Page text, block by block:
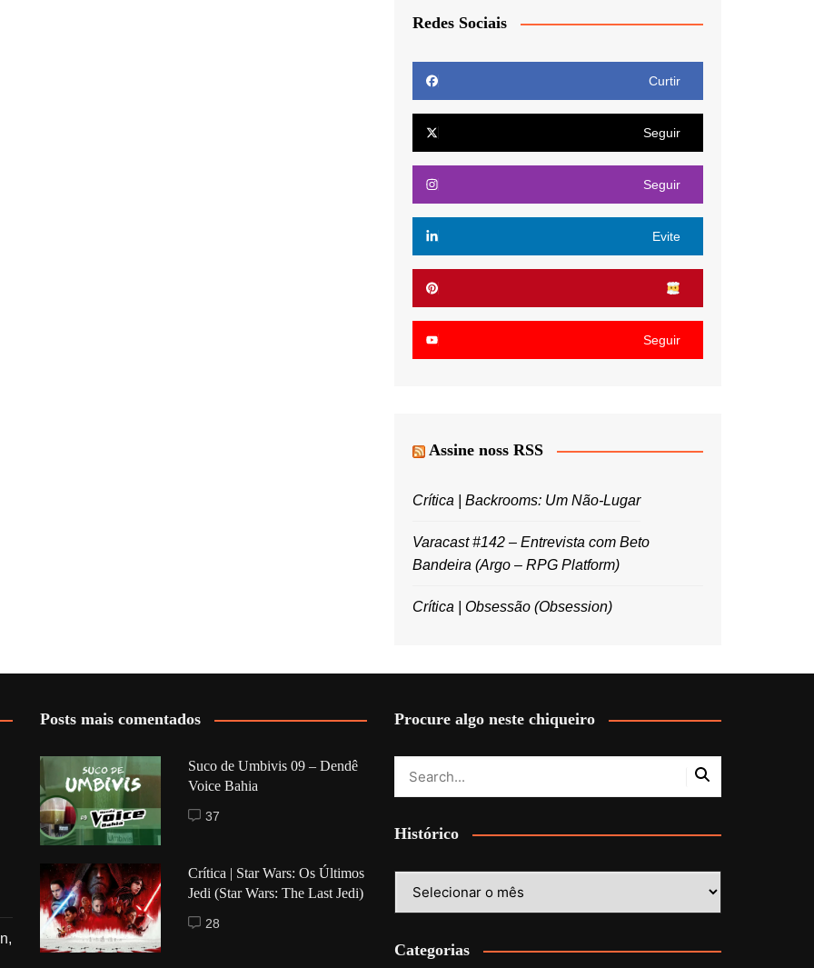
Redes Sociais
Curtir
Seguir
Seguir
Evite
Seguir
Assine noss RSS
Crítica | Backrooms: Um Não-Lugar
Varacast #142 – Entrevista com Beto
Bandeira (Argo – RPG Platform)
Crítica | Obsessão (Obsession)
Posts mais comentados
Suco de Umbivis 09 – Dendê
Voice Bahia
37
Crítica | Star Wars: Os Últimos
Jedi (Star Wars: The Last Jedi)
28
Procure algo neste chiqueiro
Histórico
Categorias